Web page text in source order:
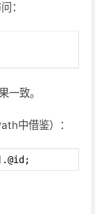
：
一致。
中借鉴）：